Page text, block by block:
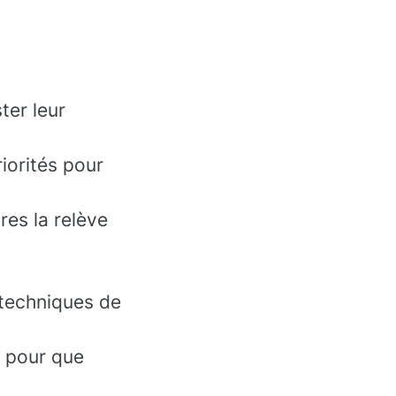
leur
pour
la relève
de
pour que